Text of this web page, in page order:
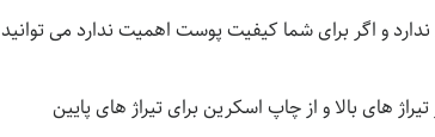
و اگر برای شما کیفیت پوست اهمیت ندارد می توانید
های بالا و از چاپ اسکرین برای تیراژ های پایین